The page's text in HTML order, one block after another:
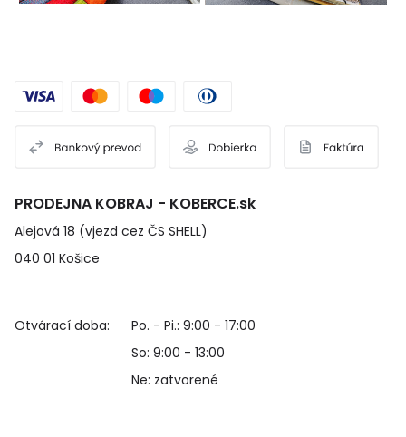
PRODEJNA KOBRAJ - KOBERCE.sk
Alejová 18 (vjezd cez ČS SHELL)
040 01 Košice
Otvárací doba:
Po. - Pi.: 9:00 - 17:00
So: 9:00 - 13:00
Ne: zatvorené